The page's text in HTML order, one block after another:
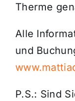
Therme
Alle
und
P.S.: Sind